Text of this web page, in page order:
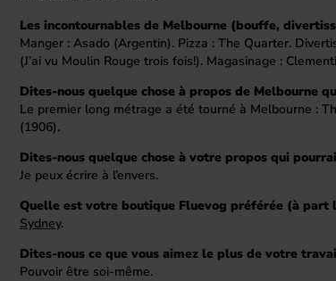
Les incontournables de Melbourne (bouffe,
Manger : Asado (Argentin). Pizza : The Quarter.
(J’ai vu Moulin Rouge trois fois!). Magasinage :
Dites-nous quelque chose à propos de Melbourne
Le premier long métrage a été tourné à Melbourne :
(1906).
Dites-nous quelque chose à votre propos qui
Je peux écrire à l’envers.
Quelle est votre boutique Fluevog préférée (à part
Sydney.
Dites-nous ce que vous aimez le plus de votre
Pouvoir être soi-même.